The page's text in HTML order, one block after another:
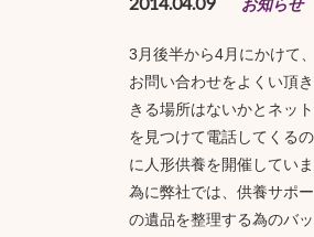
お知らせ
3月後半から4月にかけて
お問い合わせをよくい頂
きる場所はないかとネッ
を見つけて電話してくる
に人形供養を開催してい
為に弊社では、供養サポ
の遺品を整理する為のバ